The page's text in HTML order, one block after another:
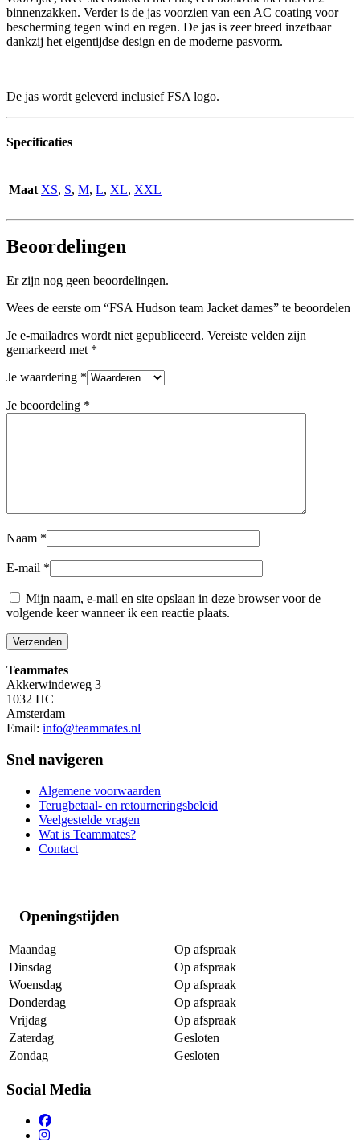
binnenzakken. Verder is de jas voorzien van een AC coating voor
bescherming tegen wind en regen. De jas is zeer breed inzetbaar
dankzij het eigentijdse design en de moderne pasvorm.
De jas wordt geleverd inclusief FSA logo.
Specificaties
Maat XS, S, M, L, XL, XXL
Beoordelingen
Er zijn nog geen beoordelingen.
Wees de eerste om “FSA Hudson team Jacket dames” te beoordelen
Je e-mailadres wordt niet gepubliceerd. Vereiste velden zijn
gemarkeerd met *
Je waardering *
Je beoordeling *
Naam *
E-mail *
Mijn naam, e-mail en site opslaan in deze browser voor de
volgende keer wanneer ik een reactie plaats.
Teammates
Akkerwindeweg 3
1032 HC
Amsterdam
Email: info@teammates.nl
Snel navigeren
Algemene voorwaarden
Terugbetaal- en retourneringsbeleid
Veelgestelde vragen
Wat is Teammates?
Contact
Openingstijden
Maandag
Op afspraak
Dinsdag
Op afspraak
Woensdag
Op afspraak
Donderdag
Op afspraak
Vrijdag
Op afspraak
Zaterdag
Gesloten
Zondag
Gesloten
Social Media